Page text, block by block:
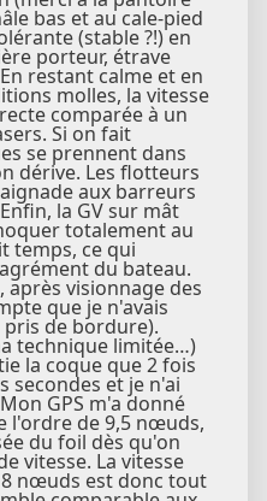
bas et au cale-pied
(stable ?!) en
porteur, étrave
restant calme et en
molles, la vitesse
comparée à un
Si on fait
se prennent dans
dérive. Les flotteurs
aux barreurs
la GV sur mât
totalement au
temps, ce qui
du bateau.
après visionnage des
que je n'avais
pris de bordure).
technique limitée…)
la coque que 2 fois
secondes et je n'ai
GPS m'a donné
l'ordre de 9,5 nœuds,
du foil dès qu'on
vitesse. La vitesse
nœuds est donc tout